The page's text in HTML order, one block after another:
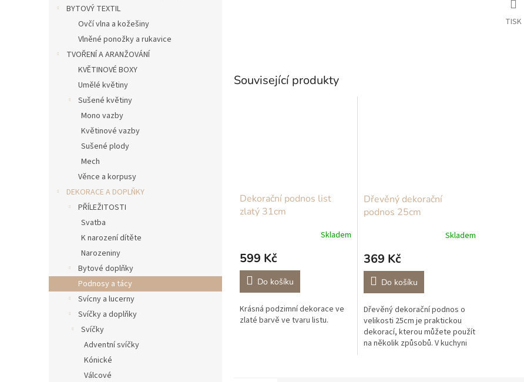
BYTOVÝ TEXTIL
Ovčí vlna a kožešiny
Vlněné ponožky a rukavice
TVOŘENÍ A ARANŽOVÁNÍ
KVĚTINOVÉ BOXY
Umělé květiny
Sušené květiny
Mono vazby
Květinové vazby
Sušené plody
Mech
Věnce a korpusy
DEKORACE A DOPLŇKY
PŘÍLEŽITOSTI
Svatba
K narození dítěte
Narozeniny
Bytové doplňky
Podnosy a tácy
Svícny a lucerny
Svíčky a doplňky
Svíčky
Adventní svíčky
Kónické
Válcové
TISK
Související produkty
Dekorační podnos list
zlatý 31cm
Skladem
599 Kč
Do košíku
Krásná podzimní dekorace ve
zlaté barvě ve tvaru listu.
Dřevěný dekorační
podnos 25cm
Skladem
369 Kč
Do košíku
Dřevěný dekorační podnos o
velikosti 25cm je praktickou
dekorací, kterou můžete použít
na několik způsobů. V kuchyni